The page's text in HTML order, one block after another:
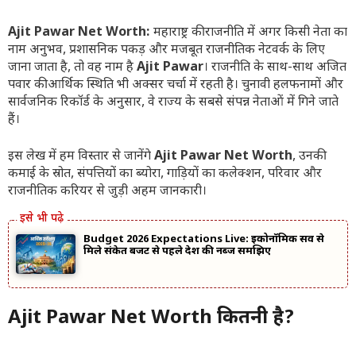
Ajit Pawar Net Worth: महाराष्ट्र की राजनीति में अगर किसी नेता का
नाम अनुभव, प्रशासनिक पकड़ और मजबूत राजनीतिक नेटवर्क के लिए
जाना जाता है, तो वह नाम हैAjit Pawar। राजनीति के साथ-साथ अजित
पवार की आर्थिक स्थिति भी अक्सर चर्चा में रहती है। चुनावी हलफनामों और
सार्वजनिक रिकॉर्ड के अनुसार, वे राज्य के सबसे संपन्न नेताओं में गिने जाते
हैं।
इस लेख में हम विस्तार से जानेंगेAjit Pawar Net Worth, उनकी
कमाई के स्रोत, संपत्तियों का ब्योरा, गाड़ियों का कलेक्शन, परिवार और
राजनीतिक करियर से जुड़ी अहम जानकारी।
Budget 2026 Expectations Live: इकोनॉमिक सर्वे से
मिले संकेत बजट से पहले देश की नब्ज समझिए
Ajit Pawar Net Worth कितनी है?